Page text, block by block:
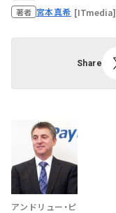
著者 宮本真希 [ITmedia]
Share
アンドリュー・ピ